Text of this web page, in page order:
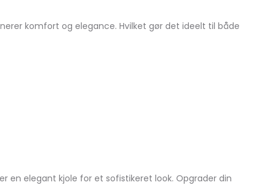
komfort og elegance. Hvilket gør det ideelt til både
en elegant kjole for et sofistikeret look. Opgrader din